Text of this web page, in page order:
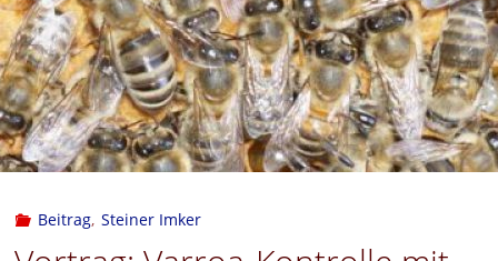
Beitrag, Steiner Imker